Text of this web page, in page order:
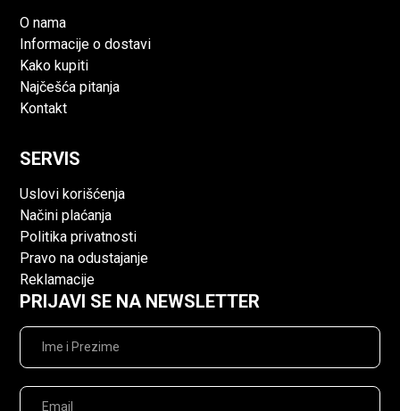
O nama
Informacije o dostavi
Kako kupiti
Najčešća pitanja
Kontakt
SERVIS
Uslovi korišćenja
Načini plaćanja
Politika privatnosti
Pravo na odustajanje
Reklamacije
PRIJAVI SE NA NEWSLETTER